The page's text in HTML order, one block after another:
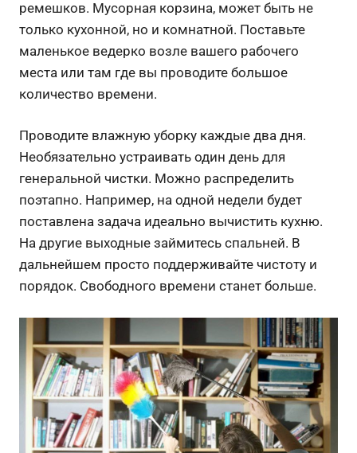
ремешков. Мусорная корзина, может быть не
только кухонной, но и комнатной. Поставьте
маленькое ведерко возле вашего рабочего
места или там где вы проводите большое
количество времени.
Проводите влажную уборку каждые два дня.
Необязательно устраивать один день для
генеральной чистки. Можно распределить
поэтапно. Например, на одной недели будет
поставлена задача идеально вычистить кухню.
На другие выходные займитесь спальней. В
дальнейшем просто поддерживайте чистоту и
порядок. Свободного времени станет больше.